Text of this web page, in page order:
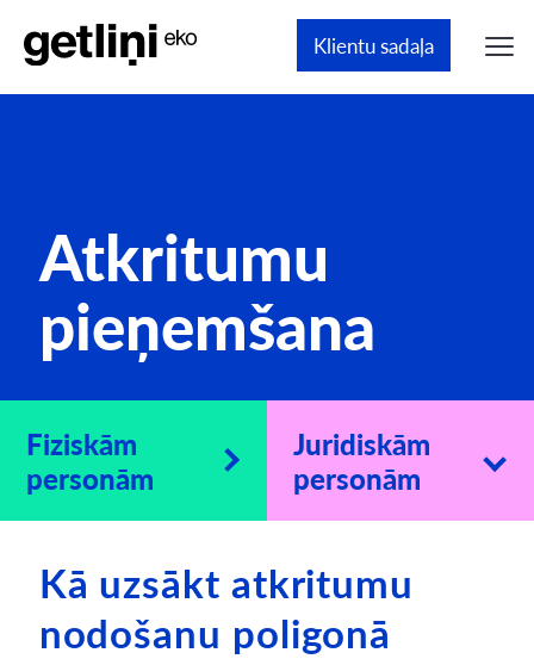
Klientu sadaļa
Atkritumu
pieņemšana
Fiziskām
personām
Juridiskām
personām
Kā uzsākt atkritumu
nodošanu poligonā